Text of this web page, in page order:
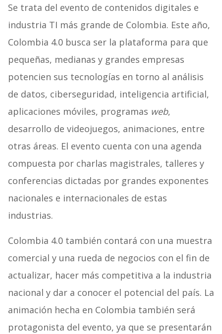
Se trata del evento de contenidos digitales e
industria TI más grande de Colombia. Este año,
Colombia 4.0 busca ser la plataforma para que
pequeñas, medianas y grandes empresas
potencien sus tecnologías en torno al análisis
de datos, ciberseguridad, inteligencia artificial,
aplicaciones móviles, programas web,
desarrollo de videojuegos, animaciones, entre
otras áreas. El evento cuenta con una agenda
compuesta por charlas magistrales, talleres y
conferencias dictadas por grandes exponentes
nacionales e internacionales de estas
industrias.
Colombia 4.0 también contará con una muestra
comercial y una rueda de negocios con el fin de
actualizar, hacer más competitiva a la industria
nacional y dar a conocer el potencial del país. La
animación hecha en Colombia también será
protagonista del evento, ya que se presentarán